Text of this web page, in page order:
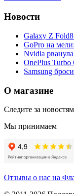
Новости
Galaxy Z
GoPro на
Nvidia
OnePlus
Samsung
О магазине
Следите за
Мы принимаем
Отзывы о нас на